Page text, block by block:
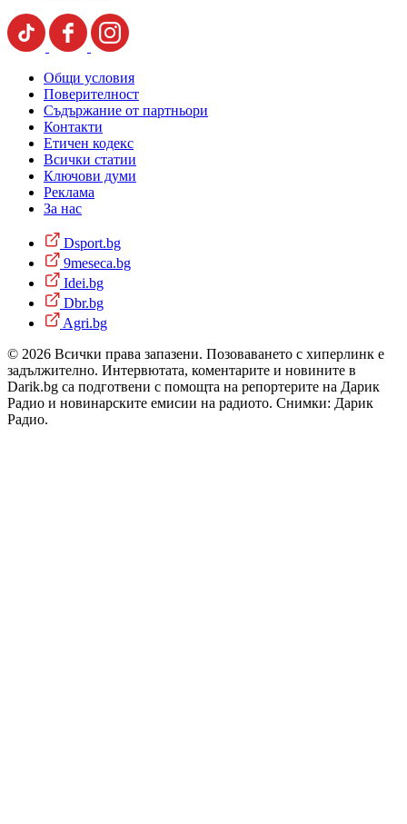
Общи условия
Поверителност
Съдържание от партньори
Контакти
Етичен кодекс
Всички статии
Ключови думи
Реклама
За нас
Dsport.bg
9meseca.bg
Idei.bg
Dbr.bg
Agri.bg
© 2026 Всички права запазени. Позоваването с хиперлинк е
задължително. Интервютата, коментарите и новините в
Darik.bg са подготвени с помощта на репортерите на Дарик
Радио и новинарските емисии на радиото. Снимки: Дарик
Радио.